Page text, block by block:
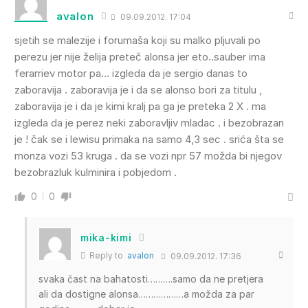
avalon 09.09.2012. 17:04
sjetih se malezije i forumaša koji su malko pljuvali po
perezu jer nije želija preteč alonsa jer eto..sauber ima
ferarriev motor pa… izgleda da je sergio danas to
zaboravija . zaboravija je i da se alonso bori za titulu ,
zaboravija je i da je kimi kralj pa ga je preteka 2 X . ma
izgleda da je perez neki zaboravljiv mladac . i bezobrazan
je ! čak se i lewisu primaka na samo 4,3 sec . srića šta se
monza vozi 53 kruga . da se vozi npr 57 možda bi njegov
bezobrazluk kulminira i pobjedom .
0 0
mika-kimi
Reply to avalon 09.09.2012. 17:36
svaka čast na bahatosti……….samo da ne pretjera
ali da dostigne alonsa………………a možda za par